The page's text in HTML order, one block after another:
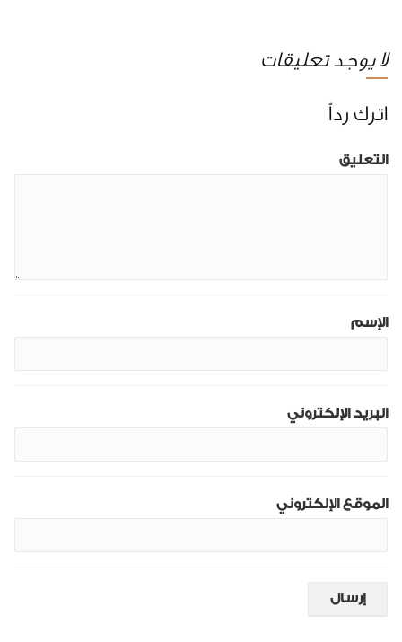
لا يوجد تعليقات
اترك رداً
التعليق
الإسم
البريد الإلكتروني
الموقع الإلكتروني